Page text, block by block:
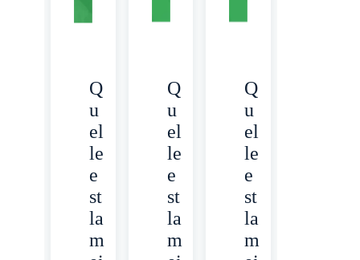
Q
u
el
le
e
st
la
m
Q
u
el
le
e
st
la
m
Q
u
el
le
e
st
la
m